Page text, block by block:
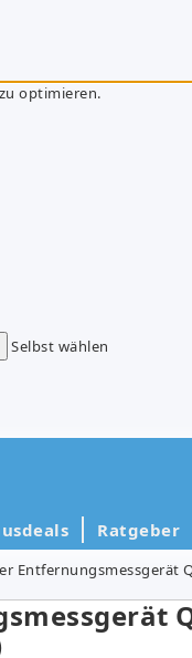
optimieren.
Selbst wählen
Ratgeber
Entfernungsmessgerät